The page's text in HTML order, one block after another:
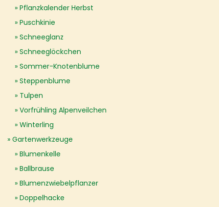
Pflanzkalender Herbst
Puschkinie
Schneeglanz
Schneeglöckchen
Sommer-Knotenblume
Steppenblume
Tulpen
Vorfrühling Alpenveilchen
Winterling
Gartenwerkzeuge
Blumenkelle
Ballbrause
Blumenzwiebelpflanzer
Doppelhacke